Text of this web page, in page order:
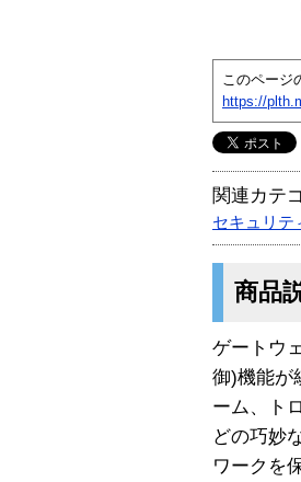
このページ
https://
関連カテ
セキュリテ
商品
ゲートウ
御)機能が
ーム、ト
どの巧妙
ワークを